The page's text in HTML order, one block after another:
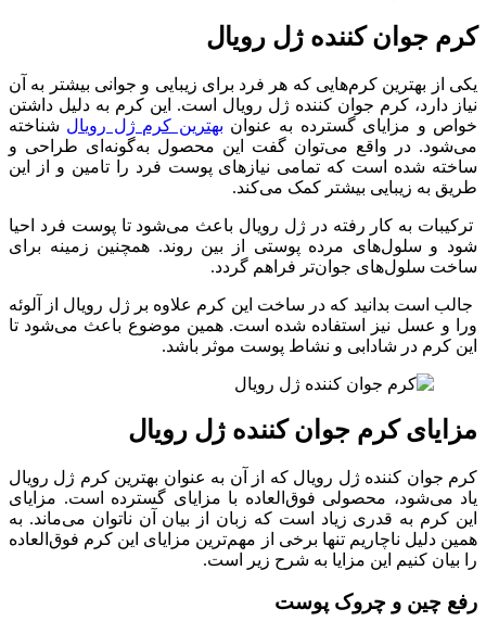
کرم جوان کننده ژل رویال
یکی از بهترین کرم‌هایی که هر فرد برای زیبایی و جوانی بیشتر به آن
نیاز دارد، کرم جوان کننده ژل رویال است. این کرم به دلیل داشتن
خواص و مزایای گسترده به‌ عنوان بهترین کرم ژل رویال شناخته
می‌شود. در واقع می‌توان گفت این محصول به‌گونه‌ای طراحی و
ساخته‌ شده است که تمامی نیازهای پوست فرد را تامین و از این
طریق به زیبایی بیشتر کمک می‌کند.
ترکیبات به‌ کار رفته در ژل رویال باعث می‌شود تا پوست فرد احیا
شود و سلول‌های مرده پوستی از بین روند. همچنین زمینه برای
ساخت سلول‌های جوان‌تر فراهم گردد.
جالب است بدانید که در ساخت این کرم علاوه‌ بر ژل رویال از آلوئه
ورا و عسل نیز استفاده شده‌ است. همین موضوع باعث می‌شود تا
این کرم در شادابی و نشاط پوست موثر باشد.
مزایای کرم جوان کننده ژل رویال
کرم جوان کننده ژل رویال که از آن به‌ عنوان بهترین کرم ژل رویال
یاد می‌شود، محصولی فوق‌العاده با مزایای گسترده است. مزایای
این کرم به‌ قدری زیاد است که زبان از بیان آن ناتوان می‌ماند. به
همین دلیل ناچاریم تنها برخی از مهم‌ترین مزایای این کرم فوق‌العاده
را بیان کنیم‌ این مزایا به شرح زیر است.
رفع چین‌ و چروک پوست